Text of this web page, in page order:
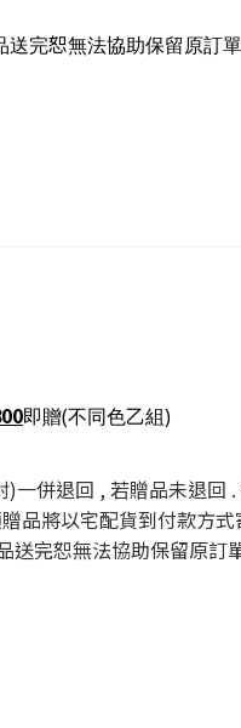
完恕無法協助保留原訂
即贈(不同色乙組)
一併退回 , 若贈品未退回
品將以宅配貨到付款方式
完恕無法協助保留原訂